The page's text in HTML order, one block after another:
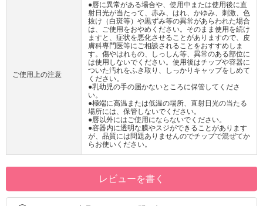
ご使用上の注意
●唇に異常がある場合や、使用中または使用後に直
射日光が当たって、赤み、はれ、かゆみ、刺激、色
抜け（白斑等）や黒ずみ等の異常があらわれた場合
は、ご使用をおやめください。そのまま使用を続け
ますと、症状を悪化させることがありますので、皮
膚科専門医等にご相談されることをおすすめしま
す。傷やはれもの、しっしん等、異常のある部位に
は使用しないでください。使用後はチップや容器に
ついた汚れをふき取り、しっかりキャップをしめて
ください。
●乳幼児の手の届かないところに保管してくださ
い。
●極端に高温または低温の場所、直射日光の当たる
場所には、保管しないでください。
●唇以外にはご使用にならないでください。
●容器内に透明な膜やスジができることがあります
が、品質には問題ありませんのでチップで混ぜてか
らお使いください。
レビューを書く